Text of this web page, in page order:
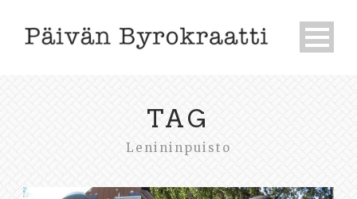
TAG
Lenininpuisto